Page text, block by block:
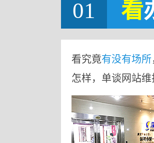
01 看
看究竟有没有场所
怎样，单谈网站